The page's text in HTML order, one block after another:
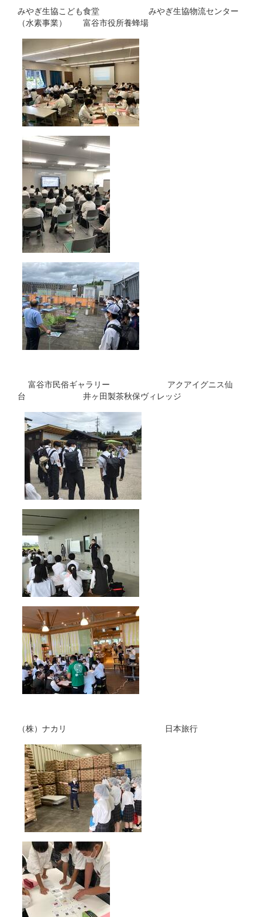
みやぎ生協こども食堂 みやぎ生協物流センター
（水素事業） 富谷市役所養蜂場
富谷市民俗ギャラリー アクアイグニス仙
台 井ヶ田製茶秋保ヴィレッジ
（株）ナカリ 日本旅行